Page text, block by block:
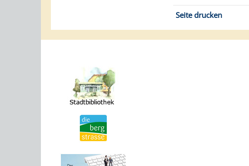
Seite drucken